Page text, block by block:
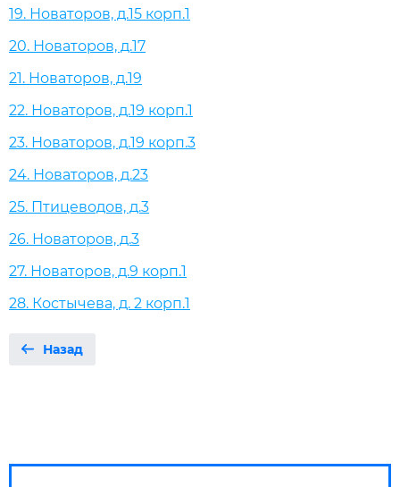
19. Новаторов, д.15 корп.1
20. Новаторов, д.17
21. Новаторов, д.19
22. Новаторов, д.19 корп.1
23. Новаторов, д.19 корп.3
24. Новаторов, д.23
25. Птицеводов, д.3
26. Новаторов, д.3
27. Новаторов, д.9 корп.1
28. Костычева, д. 2 корп.1
Назад